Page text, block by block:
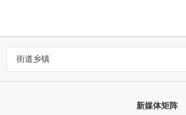
街道乡镇
新媒体矩阵